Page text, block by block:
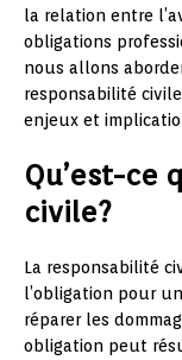
la relation entre
obligations
nous allons
responsabilité
enjeux et
Qu’est-ce
civile?
La responsabilité
l’obligation pour
réparer les
obligation peut